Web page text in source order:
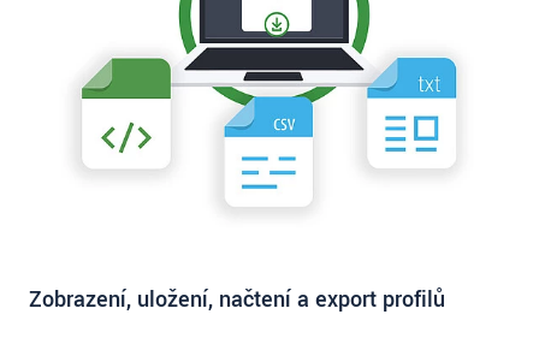
Zobrazení, uložení, načtení a export profilů